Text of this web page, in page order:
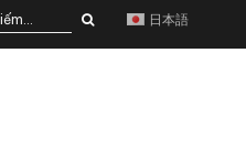
日本語